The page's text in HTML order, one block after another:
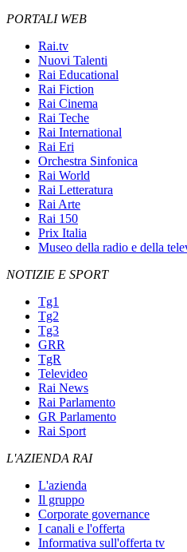
PORTALI WEB
Rai.tv
Nuovi Talenti
Rai Educational
Rai Fiction
Rai Cinema
Rai Teche
Rai International
Rai Eri
Orchestra Sinfonica
Rai World
Rai Letteratura
Rai Arte
Rai 150
Prix Italia
Museo della radio e della
NOTIZIE E SPORT
Tg1
Tg2
Tg3
GRR
TgR
Televideo
Rai News
Rai Parlamento
GR Parlamento
Rai Sport
L'AZIENDA RAI
L'azienda
Il gruppo
Corporate governance
I canali e l'offerta
Informativa sull'offerta tv